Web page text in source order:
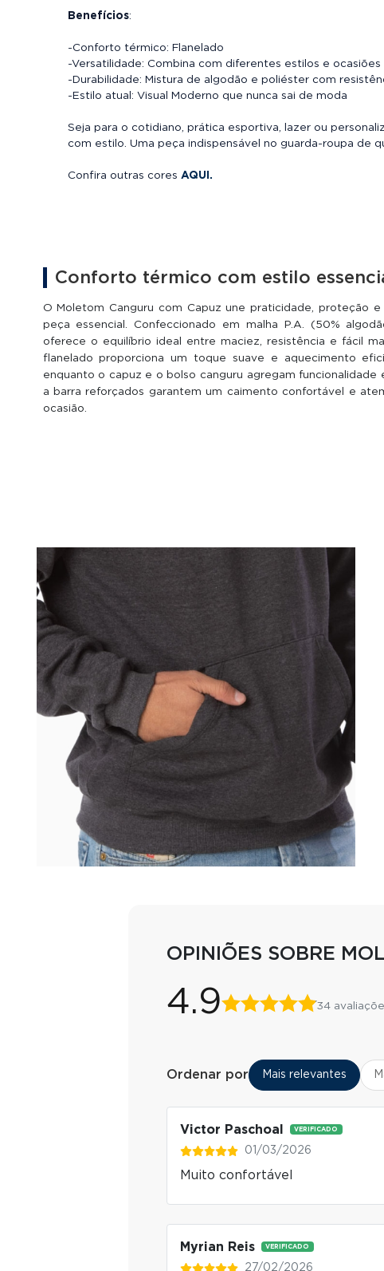
Benefícios:
-Conforto térmico: Flanelado
-Versatilidade: Combina com diferentes estilos e ocasiões
-Durabilidade: Mistura de algodão e poliéster com
-Estilo atual: Visual Moderno que nunca sai de moda
Seja para o cotidiano, prática esportiva, lazer ou
com estilo. Uma peça indispensável no guarda-roupa de
Confira outras cores AQUI.
Conforto térmico com estilo
O Moletom Canguru com Capuz une praticidade, proteção
peça essencial. Confeccionado em malha P.A. (50%
oferece o equilíbrio ideal entre maciez, resistência e fácil
flanelado proporciona um toque suave e aquecimento
enquanto o capuz e o bolso canguru agregam funcionalidade
a barra reforçados garantem um caimento confortável e
ocasião.
OPINIÕES SOBRE
4.9 34
Ordenar por Mais relevantes
Victor Paschoal VERIFICADO
01/03/2026
Muito confortável
Myrian Reis VERIFICADO
27/02/2026